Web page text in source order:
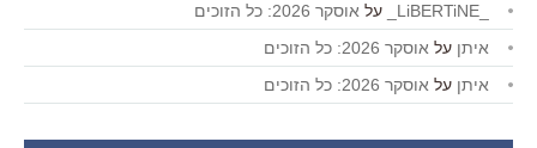
על אוסקר 2026: כל הזוכים
איתן על אוסקר 2026: כל הזוכים
איתן על אוסקר 2026: כל הזוכים